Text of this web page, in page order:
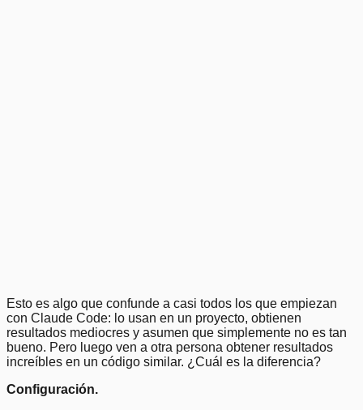
Esto es algo que confunde a casi todos los que empiezan
con Claude Code: lo usan en un proyecto, obtienen
resultados mediocres y asumen que simplemente no es tan
bueno. Pero luego ven a otra persona obtener resultados
increíbles en un código similar. ¿Cuál es la diferencia?
Configuración.